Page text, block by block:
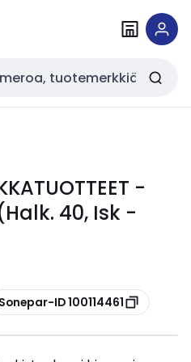
-
40, Isk -
Sonepar-ID 100114461